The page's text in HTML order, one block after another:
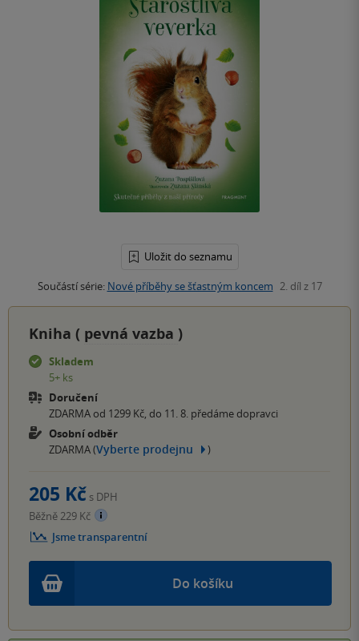
Uložit do seznamu
Součástí série: Nové příběhy se šťastným koncem 2. díl z 17
Kniha ( pevná vazba )
Skladem
5+ ks
Doručení
ZDARMA od 1299 Kč, do 11. 8. předáme dopravci
Osobní odběr
ZDARMA (Vyberte prodejnu )
Do košíku
205 Kč s DPH
Běžně 229 Kč
Jsme transparentní